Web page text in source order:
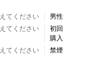
てください
男性
てください
初回
購入
てください
禁煙